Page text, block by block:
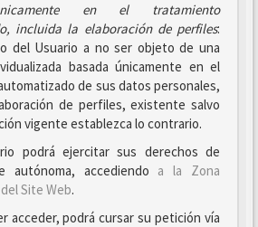
en el tratamiento
incluida la elaboración de perfiles:
del Usuario a no ser objeto de una
basada únicamente en el
de sus datos personales,
de perfiles, existente salvo
vigente establezca lo contrario.
podrá ejercitar sus derechos de
autónoma, accediendo a la Zona
Site Web.
acceder, podrá cursar su petición vía